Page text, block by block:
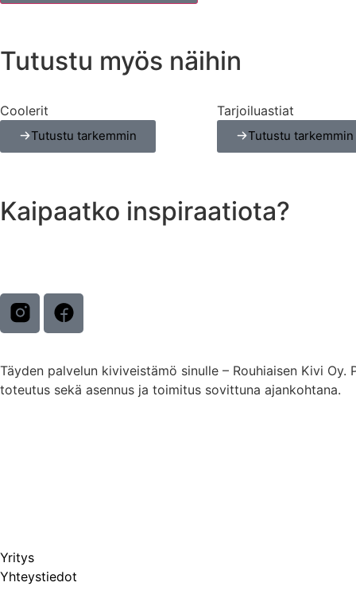
Tutustu myös näihin
Coolerit
Tutustu tarkemmin
Tarjoiluastiat
Tutustu tarkemmin
Kaipaatko inspiraatiota?
Täyden palvelun kiviveistämö sinulle – Rouhiaisen Kivi
toteutus sekä asennus ja toimitus sovittuna ajankohtana.
Yritys
Yhteystiedot